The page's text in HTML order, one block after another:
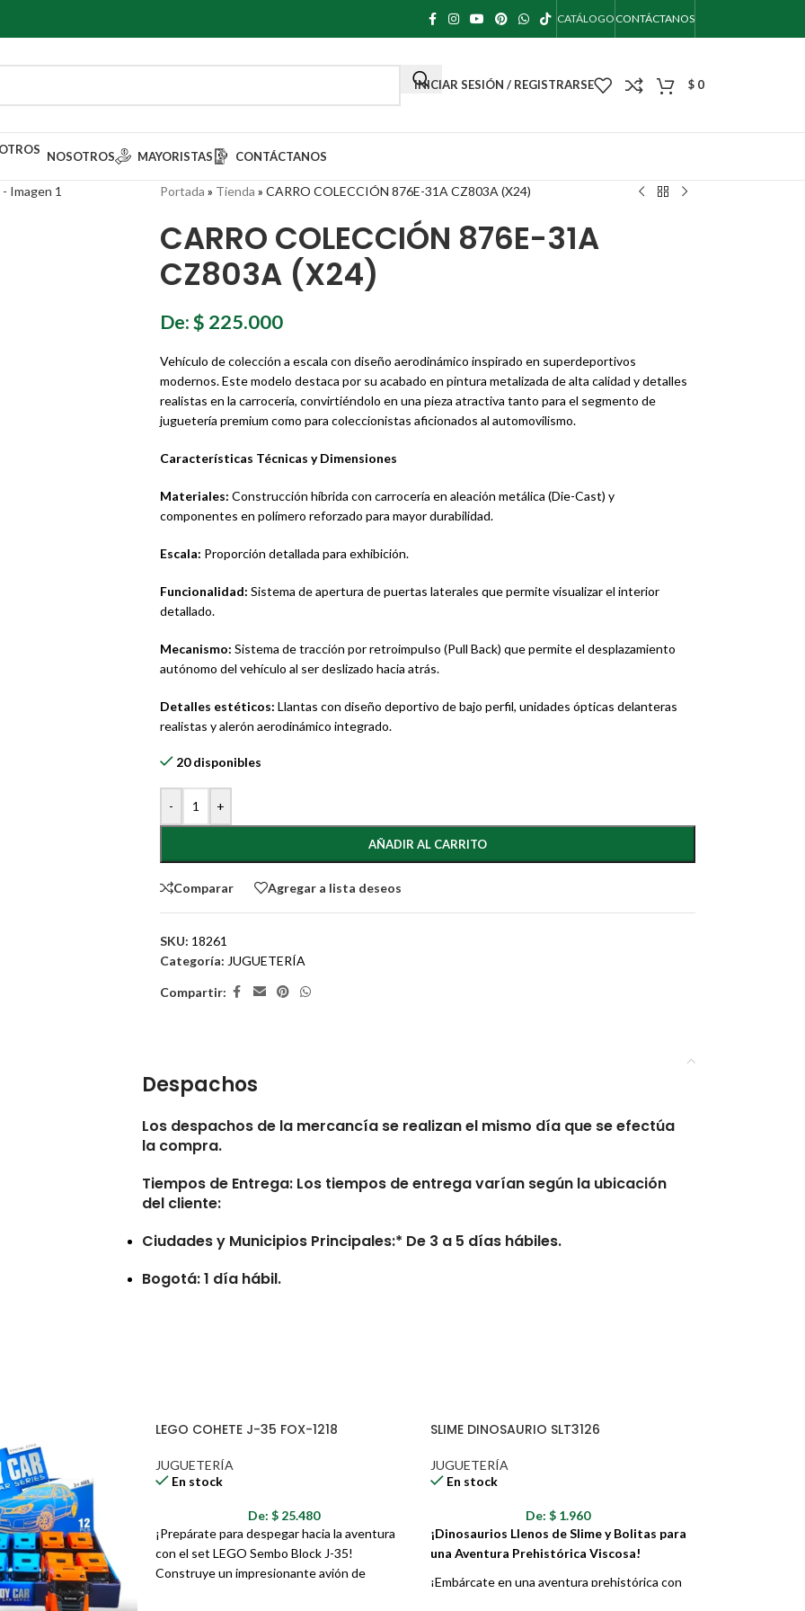
CATÁLOGO CONTÁCTANOS
INICIAR SESIÓN / REGISTRARSE $ 0
NOSOTROS MAYORISTAS CONTÁCTANOS
Portada » Tienda » CARRO COLECCIÓN 876E-31A CZ803A (X24)
CARRO COLECCIÓN 876E-31A
CZ803A (X24)
De:$ 225.000
Vehículo de colección a escala con diseño aerodinámico inspirado en superdeportivos
modernos. Este modelo destaca por su acabado en pintura metalizada de alta calidad y detalles
realistas en la carrocería, convirtiéndolo en una pieza atractiva tanto para el segmento de
juguetería premium como para coleccionistas aficionados al automovilismo.
Características Técnicas y Dimensiones
Materiales: Construcción híbrida con carrocería en aleación metálica (Die-Cast) y
componentes en polímero reforzado para mayor durabilidad.
Escala: Proporción detallada para exhibición.
Funcionalidad: Sistema de apertura de puertas laterales que permite visualizar el interior
detallado.
Mecanismo: Sistema de tracción por retroimpulso (Pull Back) que permite el desplazamiento
autónomo del vehículo al ser deslizado hacia atrás.
Detalles estéticos: Llantas con diseño deportivo de bajo perfil, unidades ópticas delanteras
realistas y alerón aerodinámico integrado.
20 disponibles
- +
AÑADIR AL CARRITO
Comparar Agregar a lista deseos
SKU: 18261
Categoría: JUGUETERÍA
Compartir:
Despachos
Los despachos de la mercancía se realizan el mismo día que se efectúa
la compra.
Tiempos de Entrega: Los tiempos de entrega varían según la ubicación
del cliente:
Ciudades y Municipios Principales:* De 3 a 5 días hábiles.
Bogotá: 1 día hábil.
Los tiempos de entrega pueden verse afectados por clima, derrumbes,
direcciones erróneas o incompletas, tráfico y otras novedades
reportadas por la transportadora.
Pedidos con errores en la dirección de entrega tendrán tiempos de
entrega adicionales por las novedades de transporte que esto genere.
LEGO COHETE J-35 FOX-1218
JUGUETERÍA
En stock
De: $25.480
¡Prepárate para despegar hacia la aventura
con el set LEGO Sembo Block J-35!
Construye un impresionante avión de
SLIME DINOSAURIO SLT3126
JUGUETERÍA
En stock
De:$ 1.960
¡Dinosaurios Llenos de Slime y Bolitas para
una Aventura Prehistórica Viscosa!
¡Embárcate en una aventura prehistórica con